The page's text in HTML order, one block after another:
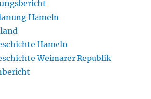
Hameln
Hameln
Weimarer Republik